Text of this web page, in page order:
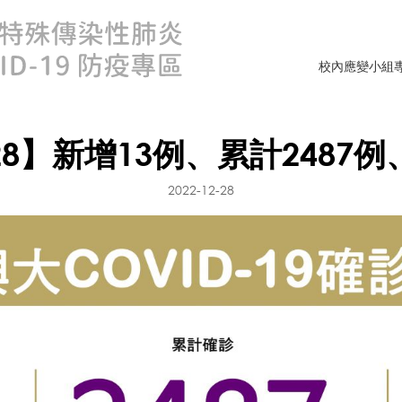
校內應變小組
】新增13例、累計2487例
2022-12-28